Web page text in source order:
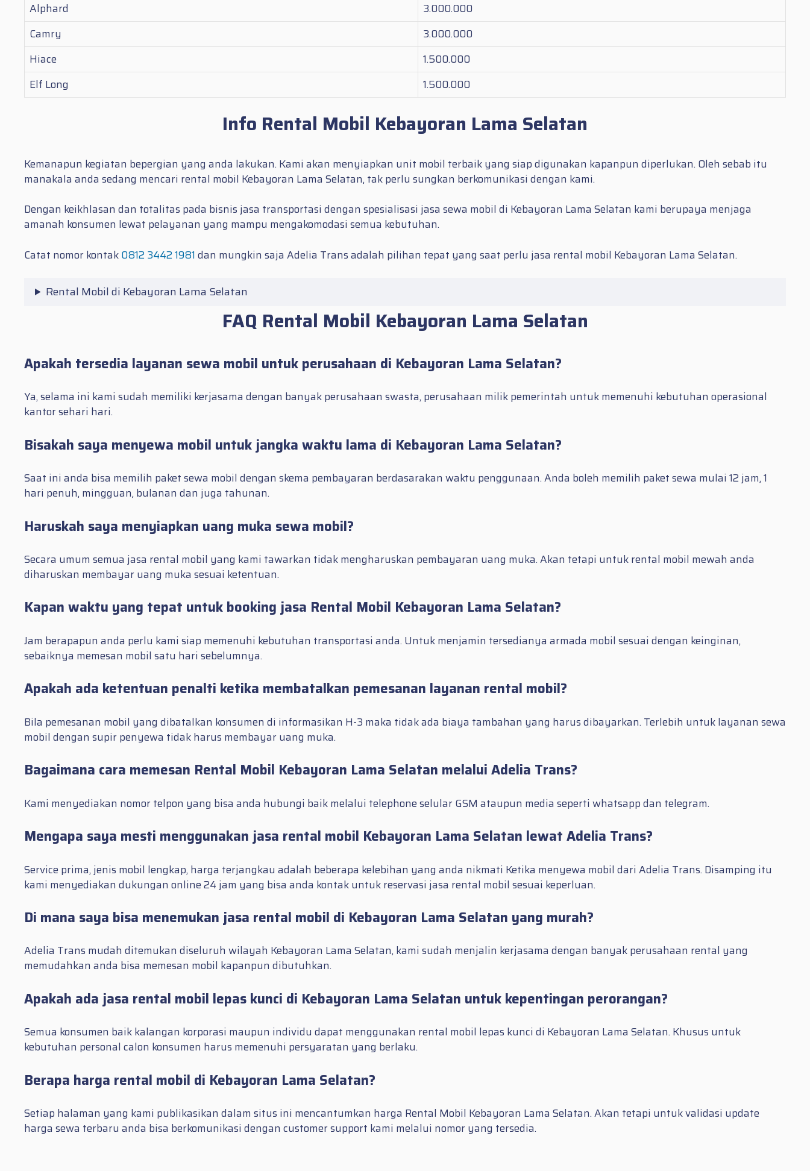
Alphard
3.000.000
Camry
3.000.000
Hiace
1.500.000
Elf Long
1.500.000
Info Rental Mobil Kebayoran Lama Selatan
Kemanapun kegiatan bepergian yang anda lakukan. Kami akan menyiapkan unit mobil terbaik yang siap digunakan kapanpun diperlukan. Oleh sebab itu
manakala anda sedang mencari rental mobil Kebayoran Lama Selatan, tak perlu sungkan berkomunikasi dengan kami.
Dengan keikhlasan dan totalitas pada bisnis jasa transportasi dengan spesialisasi jasa sewa mobil di Kebayoran Lama Selatan kami berupaya menjaga
amanah konsumen lewat pelayanan yang mampu mengakomodasi semua kebutuhan.
Catat nomor kontak0812 3442 1981dan mungkin saja Adelia Trans adalah pilihan tepat yang saat perlu jasa rental mobil Kebayoran Lama Selatan.
Rental Mobil di Kebayoran Lama Selatan
FAQ Rental Mobil Kebayoran Lama Selatan
Apakah tersedia layanan sewa mobil untuk perusahaan di Kebayoran Lama Selatan?
Ya, selama ini kami sudah memiliki kerjasama dengan banyak perusahaan swasta, perusahaan milik pemerintah untuk memenuhi kebutuhan operasional
kantor sehari hari.
Bisakah saya menyewa mobil untuk jangka waktu lama di Kebayoran Lama Selatan?
Saat ini anda bisa memilih paket sewa mobil dengan skema pembayaran berdasarakan waktu penggunaan. Anda boleh memilih paket sewa mulai 12 jam, 1
hari penuh, mingguan, bulanan dan juga tahunan.
Haruskah saya menyiapkan uang muka sewa mobil?
Secara umum semua jasa rental mobil yang kami tawarkan tidak mengharuskan pembayaran uang muka. Akan tetapi untuk rental mobil mewah anda
diharuskan membayar uang muka sesuai ketentuan.
Kapan waktu yang tepat untuk booking jasa Rental Mobil Kebayoran Lama Selatan?
Jam berapapun anda perlu kami siap memenuhi kebutuhan transportasi anda. Untuk menjamin tersedianya armada mobil sesuai dengan keinginan,
sebaiknya memesan mobil satu hari sebelumnya.
Apakah ada ketentuan penalti ketika membatalkan pemesanan layanan rental mobil?
Bila pemesanan mobil yang dibatalkan konsumen di informasikan H-3 maka tidak ada biaya tambahan yang harus dibayarkan. Terlebih untuk layanan sewa
mobil dengan supir penyewa tidak harus membayar uang muka.
Bagaimana cara memesan Rental Mobil Kebayoran Lama Selatan melalui Adelia Trans?
Kami menyediakan nomor telpon yang bisa anda hubungi baik melalui telephone selular GSM ataupun media seperti whatsapp dan telegram.
Mengapa saya mesti menggunakan jasa rental mobil Kebayoran Lama Selatan lewat Adelia Trans?
Service prima, jenis mobil lengkap, harga terjangkau adalah beberapa kelebihan yang anda nikmati Ketika menyewa mobil dari Adelia Trans. Disamping itu
kami menyediakan dukungan online 24 jam yang bisa anda kontak untuk reservasi jasa rental mobil sesuai keperluan.
Di mana saya bisa menemukan jasa rental mobil di Kebayoran Lama Selatan yang murah?
Adelia Trans mudah ditemukan diseluruh wilayah Kebayoran Lama Selatan, kami sudah menjalin kerjasama dengan banyak perusahaan rental yang
memudahkan anda bisa memesan mobil kapanpun dibutuhkan.
Apakah ada jasa rental mobil lepas kunci di Kebayoran Lama Selatan untuk kepentingan perorangan?
Semua konsumen baik kalangan korporasi maupun individu dapat menggunakan rental mobil lepas kunci di Kebayoran Lama Selatan. Khusus untuk
kebutuhan personal calon konsumen harus memenuhi persyaratan yang berlaku.
Berapa harga rental mobil di Kebayoran Lama Selatan?
Setiap halaman yang kami publikasikan dalam situs ini mencantumkan harga Rental Mobil Kebayoran Lama Selatan. Akan tetapi untuk validasi update
harga sewa terbaru anda bisa berkomunikasi dengan customer support kami melalui nomor yang tersedia.